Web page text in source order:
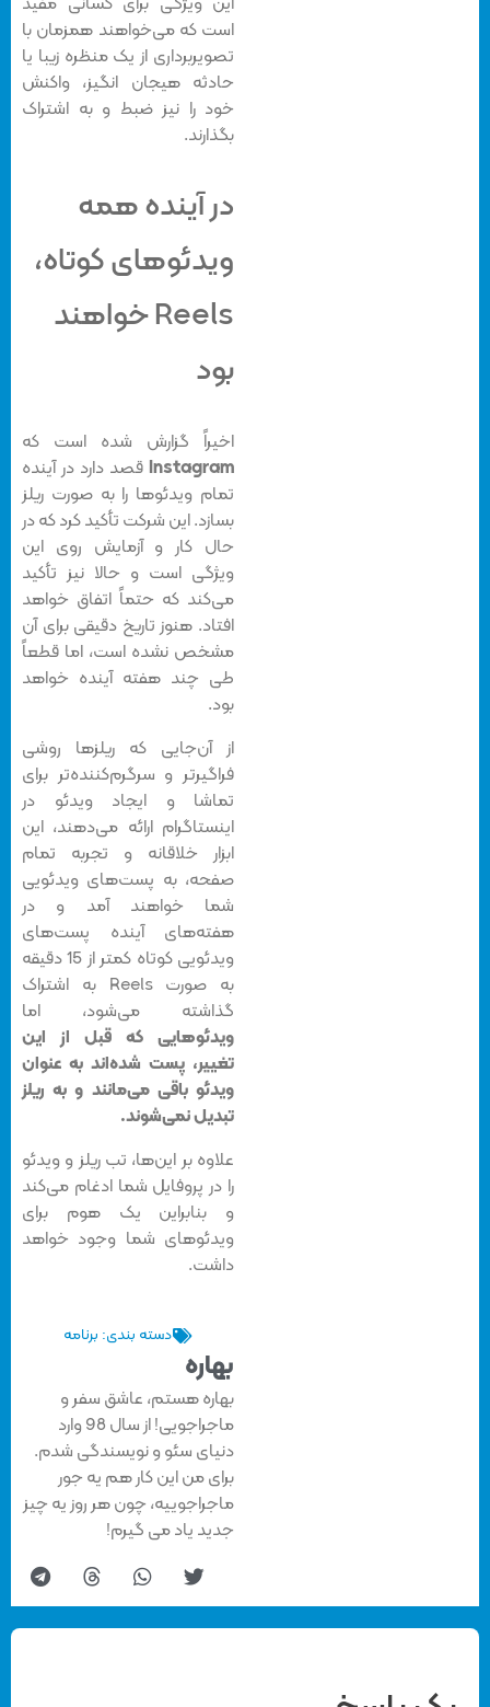
است که می‌خواهند همزمان با
تصویربرداری از یک منظره‌ زیبا یا
حادثه هیجان انگیز، واکنش
خود را نیز ضبط و به اشتراک
بگذارند.
در آینده همه‌
ویدئوهای کوتاه،
Reels خواهند
بود
اخیراً گزارش شده است که
Instagramقصد دارد در آینده
تمام ویدئوها را به صورت ریلز
بسازد. این شرکت تأکید کرد که در
حال کار و آزمایش روی این
ویژگی است و حالا نیز تأکید
می‌کند که حتماً اتفاق خواهد
افتاد. هنوز تاریخ دقیقی برای آن
مشخص نشده است، اما قطعاً
طی چند هفته‌‌ آینده خواهد
از آن‌جایی که ریلزها روشی
فراگیرتر و سرگرم‌کننده‌تر برای
تماشا و ایجاد ویدئو در
اینستاگرام ارائه می‌دهند، این
ابزار خلاقانه و تجربه تمام
صفحه، به پست‌های ویدئویی
شما خواهند آمد و در
هفته‌های آینده پست‌های
ویدئویی کوتاه کمتر از 15 دقیقه
به صورت Reels به اشتراک
گذاشته می‌شود، اما
ویدئوهایی که قبل از این
تغییر، پست شده‌اند به عنوان
ویدئو باقی می‌مانند و به ریلز
تبدیل نمی‌شوند.
علاوه بر این‌ها، تب ریلز و ویدئو
را در پروفایل شما ادغام می‌کند
و بنابراین یک هوم برای
ویدئوهای شما وجود خواهد
داشت.
دسته بندی: برنامه
بهاره
بهاره هستم، عاشق سفر و
ماجراجویی! از سال 98 وارد
دنیای سئو و نویسندگی شدم.
برای من این کار هم یه جور
ماجراجوییه، چون هر روز یه چیز
جدید یاد می گیرم!